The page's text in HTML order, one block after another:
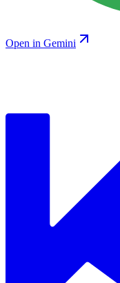
Open in Gemini